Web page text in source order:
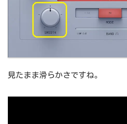
見たまま滑らかさですね。